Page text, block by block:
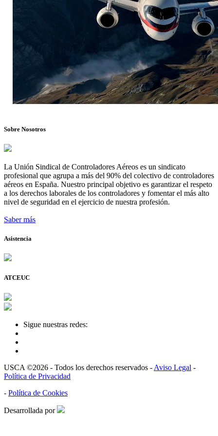
Sobre Nosotros
La Unión Sindical de Controladores Aéreos es un sindicato
profesional que agrupa a más del 90% del colectivo de controladores
aéreos en España. Nuestro principal objetivo es garantizar el respeto
a los derechos laborales de los controladores y fomentar el más alto
nivel de seguridad en el ejercicio de nuestra profesión.
Saber más
Asistencia
ATCEUC
Sigue nuestras redes:
USCA ©2026 - Todos los derechos reservados - Aviso Legal -
Política de Privacidad
- Política de Cookies
Desarrollada por